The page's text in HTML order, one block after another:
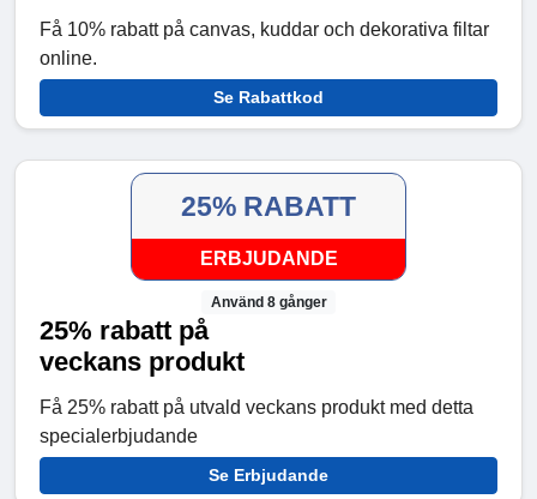
Få 10% rabatt på canvas, kuddar och dekorativa filtar
online.
Se Rabattkod
25% RABATT
ERBJUDANDE
Använd 8 gånger
25% rabatt på
veckans produkt
Få 25% rabatt på utvald veckans produkt med detta
specialerbjudande
Se Erbjudande